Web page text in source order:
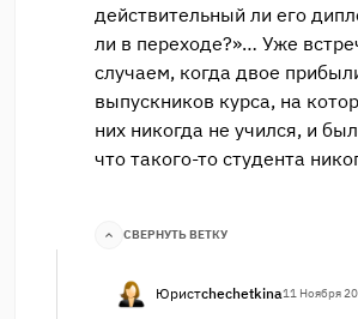
действительный ли его
ли в переходе?»… Уже
случаем, когда двое
выпускников курса, на
них никогда не учился, и
что такого-то студента
СВЕРНУТЬ ВЕТКУ
Юристchechetkina11 Ноября